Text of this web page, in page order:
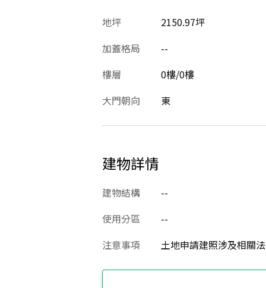
地坪
2150.97坪
加蓋格局
--
樓層
0樓/0樓
大門朝向
東
建物詳情
建物結構
--
使用分區
--
注意事項
土地申請建照涉及相關